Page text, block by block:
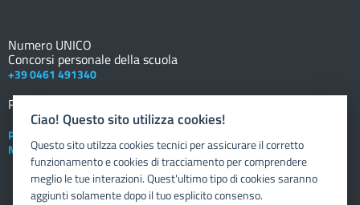
Numero UNICO
Concorsi personale della scuola
+39 0461 491340
Registro elettronico
Posta elettronica istituzionale
Nuovo sportello dipendente
Ciao! Questo sito utilizza cookies!
Questo sito utilzza cookies tecnici per assicurare il corretto
funzionamento e cookies di tracciamento per comprendere
meglio le tue interazioni. Quest'ultimo tipo di cookies saranno
aggiunti solamente dopo il tuo esplicito consenso.